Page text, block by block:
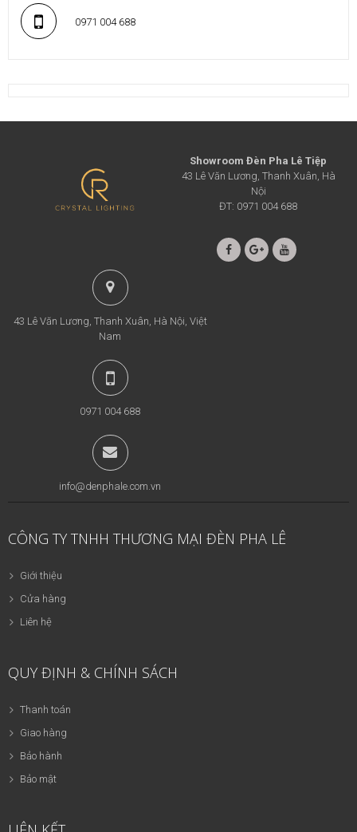
0971 004 688
Showroom Đèn Pha Lê Tiệp
43 Lê Văn Lương, Thanh Xuân, Hà
Nội
ĐT: 0971 004 688
43 Lê Văn Lương, Thanh Xuân, Hà Nội, Việt
Nam
0971 004 688
info@denphale.com.vn
CÔNG TY TNHH THƯƠNG MẠI ĐÈN PHA LÊ
Giới thiệu
Cửa hàng
Liên hệ
QUY ĐỊNH & CHÍNH SÁCH
Thanh toán
Giao hàng
Bảo hành
Bảo mật